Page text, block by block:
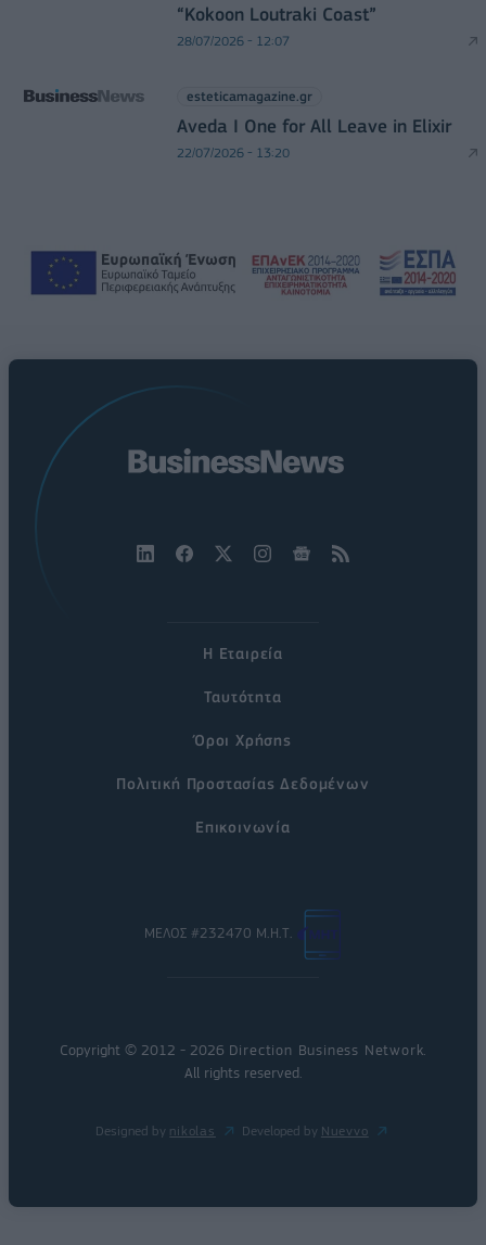
“Kokoon Loutraki Coast”
28/07/2026 - 12:07
esteticamagazine.gr
Aveda I One for All Leave in Elixir
22/07/2026 - 13:20
Η Εταιρεία
Ταυτότητα
Όροι Χρήσης
Πολιτική Προστασίας Δεδομένων
Επικοινωνία
ΜΕΛΟΣ #232470 Μ.Η.Τ.
Copyright © 2012 - 2026 Direction Business Network.
All rights reserved.
Designed by nikolas Developed by Nuevvo